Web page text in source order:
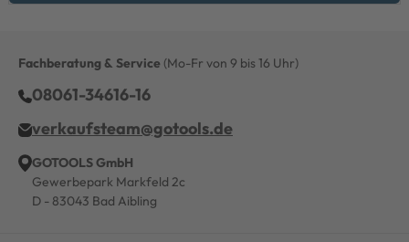
Fachberatung & Service (Mo-Fr von 9 bis 16 Uhr)
08061-34616-16
verkaufsteam@gotools.de
GOTOOLS GmbH
Gewerbepark Markfeld 2c
D - 83043 Bad Aibling